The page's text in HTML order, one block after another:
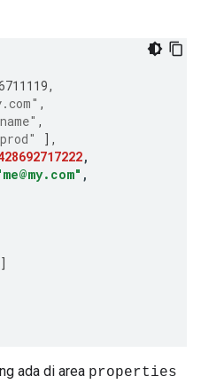
,
,
,
],
,
,
ada di area properties